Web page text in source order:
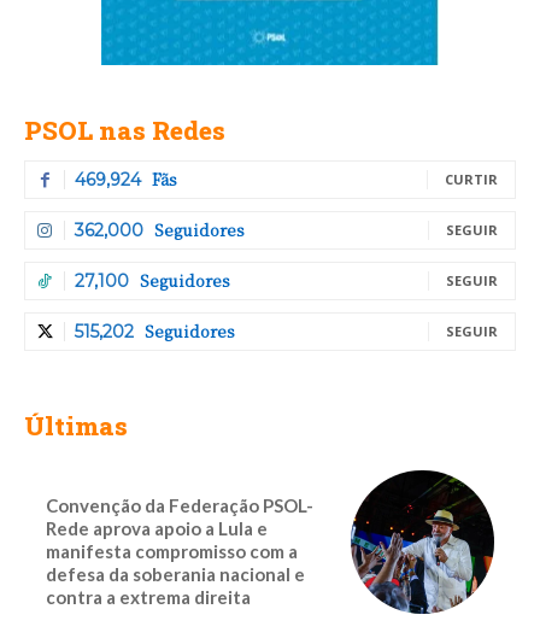
PSOL nas Redes
469,924 Fãs CURTIR
362,000 Seguidores SEGUIR
27,100 Seguidores SEGUIR
515,202 Seguidores SEGUIR
Últimas
Convenção da Federação PSOL-
Rede aprova apoio a Lula e
manifesta compromisso com a
defesa da soberania nacional e
contra a extrema direita